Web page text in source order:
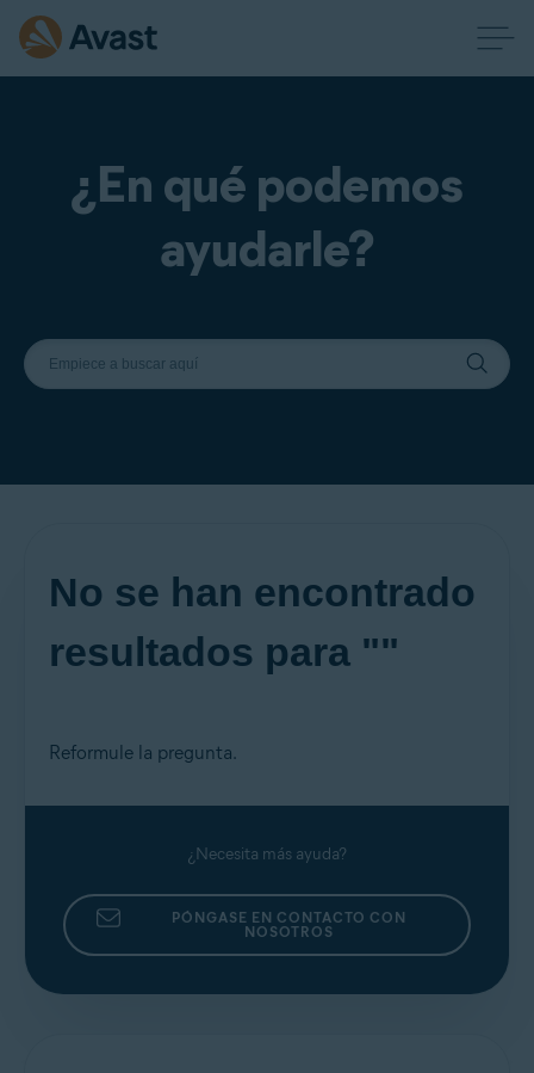
¿En qué podemos
ayudarle?
No se han encontrado
resultados para ""
Reformule la pregunta.
¿Necesita más ayuda?
PÓNGASE EN CONTACTO CON
NOSOTROS